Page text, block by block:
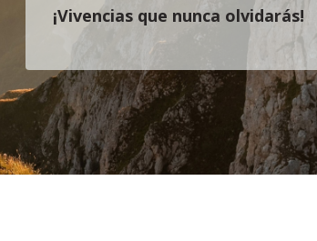
¡Vivencias que nunca olvidarás!